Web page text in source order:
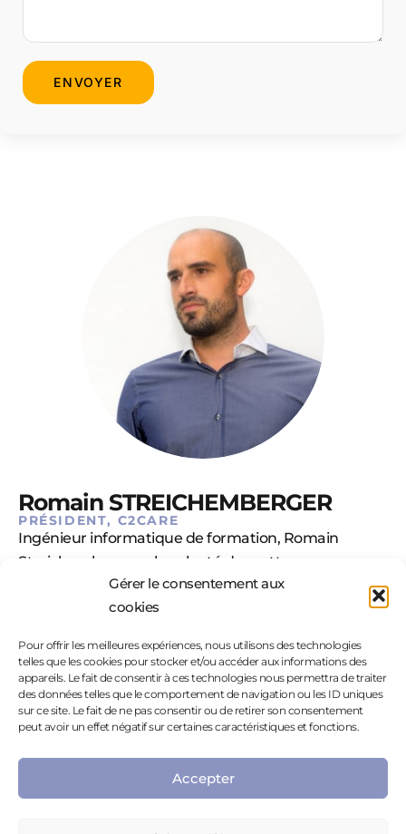
Gérer le consentement aux
cookies
Pour offrir les meilleures expériences, nous utilisons des technologies
telles que les cookies pour stocker et/ou accéder aux informations des
appareils. Le fait de consentir à ces technologies nous permettra de traiter
des données telles que le comportement de navigation ou les ID uniques
sur ce site. Le fait de ne pas consentir ou de retirer son consentement
peut avoir un effet négatif sur certaines caractéristiques et fonctions.
Accepter
Romain STREICHEMBERGER
PRÉSIDENT, C2CARE
Ingénieur informatique de formation, Romain
Streichemberger a la volonté de mettre son
expertise technique et son goût pour l’innovation au
service de la santé mentale. Riche d’une première
jeux vidéo, il se lance dans l’aventure C2Care en 2015.
Rapidement, l’équipe s’agrandit et la société
s’impose comme un acteur majeur du
développement de logiciels dans le domaine du
« Nous avons à cœur de développer des